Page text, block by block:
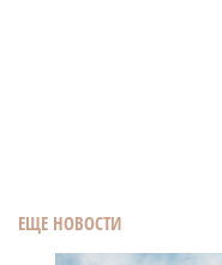
ЕЩЕ НОВОСТИ